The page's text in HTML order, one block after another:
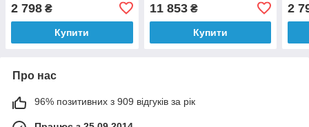
2 798 ₴
Купити
11 853₴
Купити
2
Про нас
96% позитивних з 909 відгуків за рік